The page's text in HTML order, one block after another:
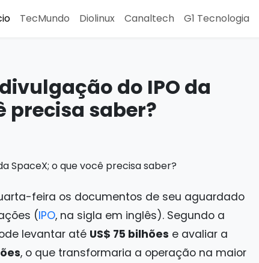
TecMundo Diolinux Canaltech G1 Tecnologia
do IPO da
precisa saber?
feira os documentos de seu aguardado
(IPO, na sigla em inglês). Segundo a
levantar até US$ 75 bilhões e avaliar a
, o que transformaria a operação na maior